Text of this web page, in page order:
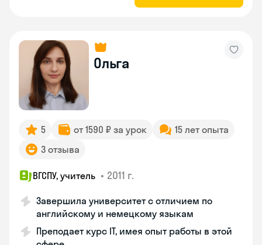
Ольга
5 от 1590 ₽ за урок
15 лет опыта
3 отзыва
ВГСПУ, учитель • 2011 г.
Завершила университет с отличием по
английскому и немецкому языкам
Преподает курс IT, имея опыт работы в этой